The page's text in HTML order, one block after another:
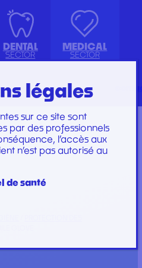
DENTAL
SECTOR
COTTON KIT INSTRUMENTS
LABORATOIRE
PLATEAU
PROTECTION
RESTORATION AND
GAMME
MEDICAL
SECTOR
ET
PERFUSION SET
CARE SET
SUTURE SET
CARE AND
DRESSINGS
légales
sur ce site sont
par des professionnels
l’accès aux
n’est pas autorisé au
de santé